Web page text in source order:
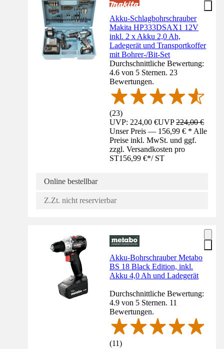
Akku-Schlagbohrschrauber
Makita HP333DSAX1 12V
inkl. 2 x Akku 2,0 Ah,
Ladegerät und Transportkoffer
mit Bohrer-/Bit-Set
Durchschnittliche Bewertung:
4.6 von 5 Sternen. 23
Bewertungen.
(23)
UVP: 224,00 €UVP224,00 €
Unser Preis — 156,99 € * Alle
Preise inkl. MwSt. und ggf.
zzgl. Versandkosten pro
ST156,99 €*/ ST
Online bestellbar
Z.Zt. nicht reservierbar
Akku-Bohrschrauber Metabo
BS 18 Black Edition, inkl.
Akku 4,0 Ah und Ladegerät
Durchschnittliche Bewertung:
4.9 von 5 Sternen. 11
Bewertungen.
(11)